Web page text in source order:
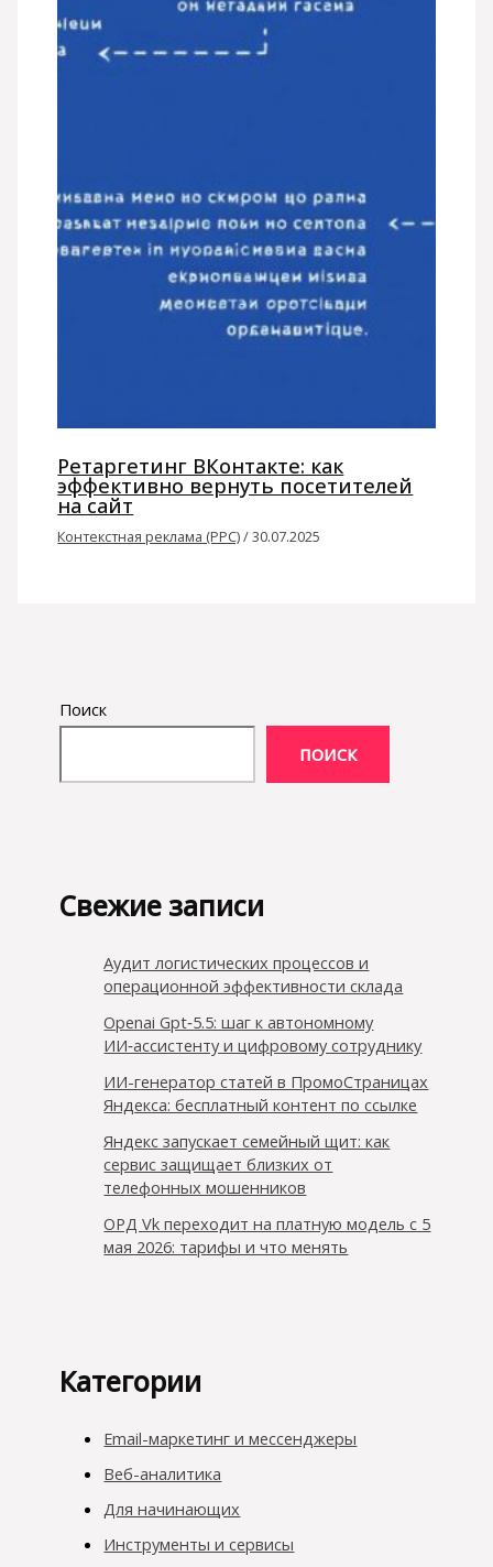
Ретаргетинг ВКонтакте: как
эффективно вернуть посетителей
на сайт
Контекстная реклама (PPC)/30.07.2025
Поиск
ПОИСК
Свежие записи
Аудит логистических процессов и
операционной эффективности склада
Openai Gpt‑5.5: шаг к автономному
ИИ‑ассистенту и цифровому сотруднику
ИИ-генератор статей в ПромоСтраницах
Яндекса: бесплатный контент по ссылке
Яндекс запускает семейный щит: как
сервис защищает близких от
телефонных мошенников
ОРД Vk переходит на платную модель с 5
мая 2026: тарифы и что менять
Категории
Email-маркетинг и мессенджеры
Веб-аналитика
Для начинающих
Инструменты и сервисы